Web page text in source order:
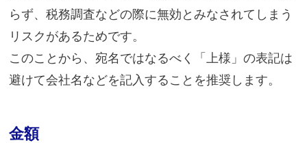
らず、税務調査などの際に無効とみなされてしまう
リスクがあるためです。
このことから、宛名ではなるべく「上様」の表記は
避けて会社名などを記入することを推奨します。
金額